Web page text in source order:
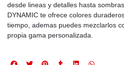
desde lineas y detalles hasta
DYNAMIC te ofrece colores
tiempo, ademas puedes mezclarlos
propia gama personalizada.